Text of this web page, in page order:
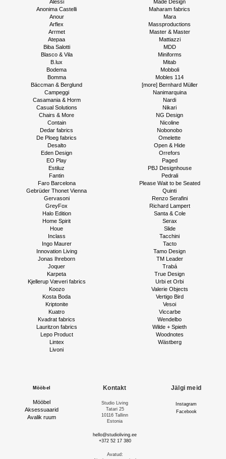
Alessi
Anonima Castelli
Anour
Arflex
Arrmet
Atepaa
Biba Salotti
Blasco & Vila
B.lux
Bodema
Bomma
Bäccman & Berglund
Campeggi
Casamania & Horm
Casual Solutions
Chairs & More
Contain
Dedar fabrics
De Ploeg fabrics
Desalto
Eden Design
EO Play
Estiluz
Fantin
Faro Barcelona
Gebrüder Thonet Vienna
Gervasoni
GreyFox
Halo Edition
Home Spirit
Houe
Inclass
Ingo Maurer
Innovation Living
Jonas Ihreborn
Joquer
Karpeta
Kjellerup Væveri fabrics
Koozo
Kosta Boda
Kriptonite
Kuatro
Kvadrat fabrics
Lauritzon fabrics
Lepo Product
Lintex
Livoni
Made Design
Maharam fabrics
Mara
Massproductions
Master & Master
Mattiazzi
MDD
Miniforms
Mitab
Mobboli
Mobles 114
[more] Bernhard Müller
Nanimarquina
Nardi
Nikari
NG Design
Nicoline
Nobonobo
Omelette
Open & Hide
Orrefors
Paged
PBJ Designhouse
Pedrali
Please Wait to be Seated
Quinti
Renzo Serafini
Richard Lampert
Santa & Cole
Serax
Slide
Tacchini
Tacto
Tamo Design
TM Leader
Trabá
True Design
Urbi et Orbi
Valerie Objects
Vertigo Bird
Vesoi
Viccarbe
Wendelbo
Wilde + Spieth
Woodnotes
Wästberg
Mööbel
Mööbel
Aksessuaarid
Avalik ruum
Kontakt
Studio Living
Tatari 25
10116 Tallinn
Estonia
hello@studioliving.ee
+372 52 17 380
Avatud:
Jälgi meid
Instagram
Facebook